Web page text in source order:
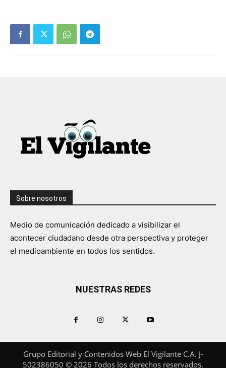
Sobre nosotros
Medio de comunicación dedicado a visibilizar el
acontecer ciudadano desde otra perspectiva y proteger
el medioambiente en todos los sentidos.
NUESTRAS REDES
Grupo Editorial y Contenidos Web El Vigilante C.A. J-
502386050 © 2026 Todos los derechos reservados.